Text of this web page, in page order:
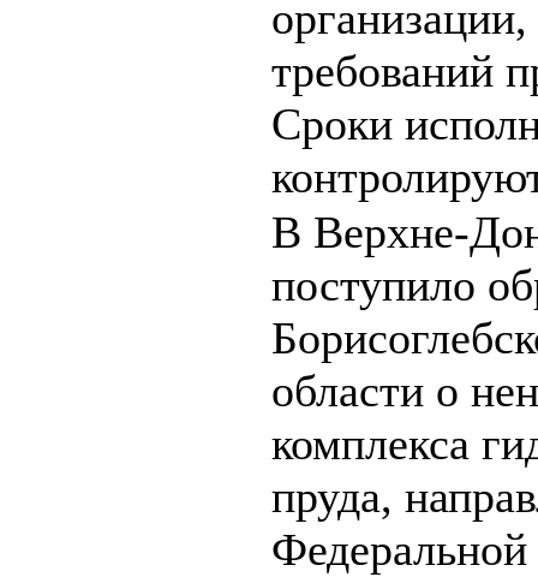
требований
Сроки
В Верхне-
поступило
области о
комплекса
пруда,